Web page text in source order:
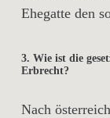
Ehegatte den
3. Wie ist die
Erbrecht?
Nach